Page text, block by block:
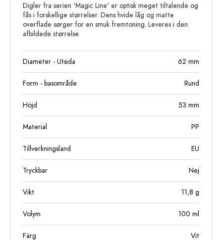
Digler fra serien 'Magic Line' er optisk meget tiltalende og
fås i forskellige størrelser. Dens hvide låg og matte
overflade sørger for en smuk fremtoning. Leveres i den
afbildede størrelse.
Diameter - Utsida 62 mm
Form - basområde Rund
Höjd 53 mm
Material PP
Tillverkningsland EU
Tryckbar Nej
Vikt 11,8 g
Volym 100 ml
Färg Vit